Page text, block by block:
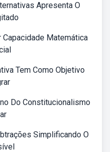
Apresenta O
Matemática
Tem Como Objetivo
Do Constitucionalismo
Simplificando O